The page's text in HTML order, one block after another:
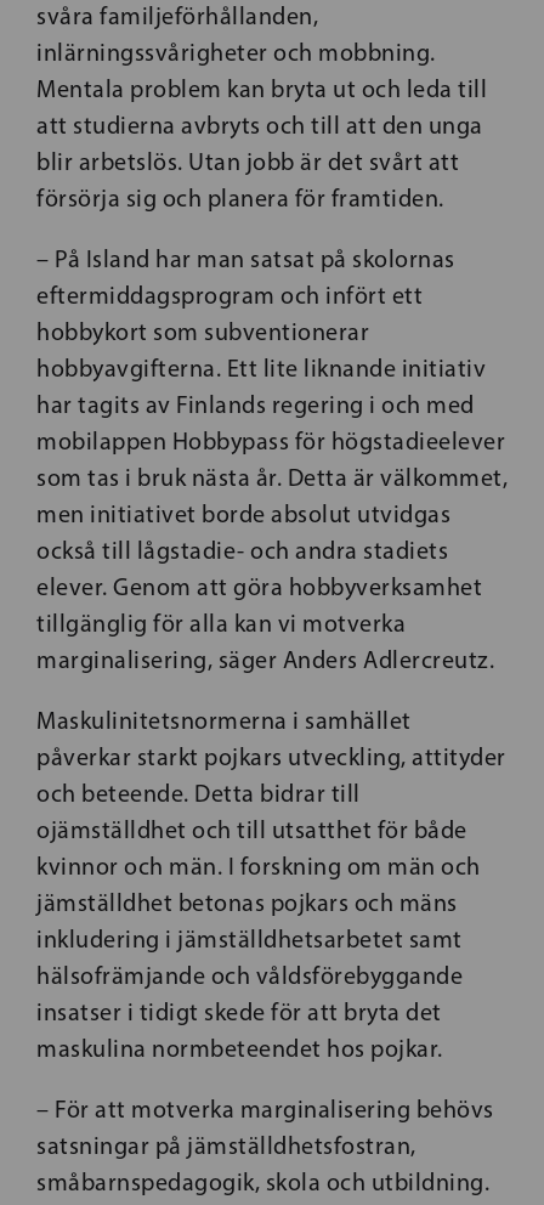
svåra familjeförhållanden,
inlärningssvårigheter och mobbning.
Mentala problem kan bryta ut och leda till
att studierna avbryts och till att den unga
blir arbetslös. Utan jobb är det svårt att
försörja sig och planera för framtiden.
– På Island har man satsat på skolornas
eftermiddagsprogram och infört ett
hobbykort som subventionerar
hobbyavgifterna. Ett lite liknande initiativ
har tagits av Finlands regering i och med
mobilappen Hobbypass för högstadieelever
som tas i bruk nästa år. Detta är välkommet,
men initiativet borde absolut utvidgas
också till lågstadie- och andra stadiets
elever. Genom att göra hobbyverksamhet
tillgänglig för alla kan vi motverka
marginalisering, säger Anders Adlercreutz.
Maskulinitetsnormerna i samhället
påverkar starkt pojkars utveckling, attityder
och beteende. Detta bidrar till
ojämställdhet och till utsatthet för både
kvinnor och män. I forskning om män och
jämställdhet betonas pojkars och mäns
inkludering i jämställdhetsarbetet samt
hälsofrämjande och våldsförebyggande
insatser i tidigt skede för att bryta det
maskulina normbeteendet hos pojkar.
– För att motverka marginalisering behövs
satsningar på jämställdhetsfostran,
småbarnspedagogik, skola och utbildning.